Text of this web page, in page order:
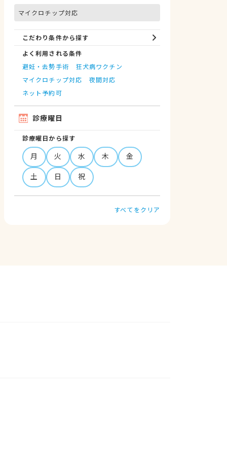
マイクロチップ対応
こだわり条件から探す
よく利用される条件
避妊・去勢手術
狂犬病ワクチン
マイクロチップ対応
夜間対応
ネット予約可
診療曜日
診療曜日から探す
月 火 水 木
金
土
日 祝
すべてをクリア